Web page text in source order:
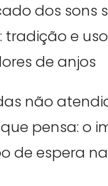
dos sons
tradição e
de anjos
não
pensa: o
de espera